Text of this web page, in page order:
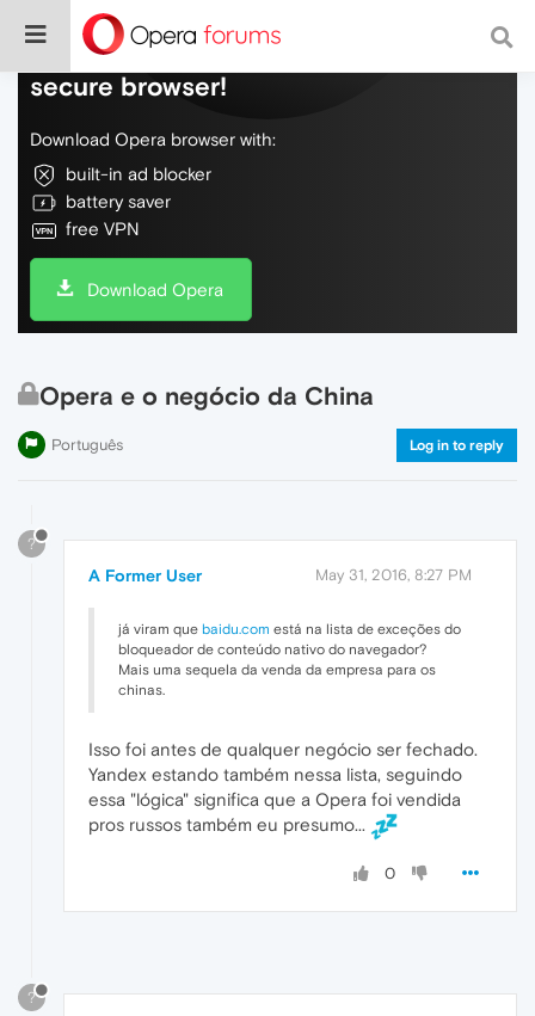
Do more on the web, with a fast and
secure browser!
Download Opera browser with:
built-in ad blocker
battery saver
free VPN
Download Opera
Opera e o negócio da China
Português Log in to reply
?
A Former User May 31, 2016, 8:27 PM
já viram que baidu.com está na lista de exceções do
bloqueador de conteúdo nativo do navegador?
Mais uma sequela da venda da empresa para os
chinas.
Isso foi antes de qualquer negócio ser fechado.
Yandex estando também nessa lista, seguindo
essa "lógica" significa que a Opera foi vendida
pros russos também eu presumo...
0
?